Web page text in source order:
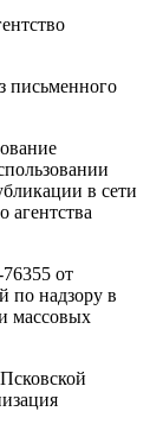
письменного
в сети
агентства
от
по надзору в
массовых